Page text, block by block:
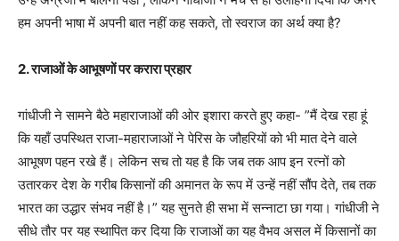
हम अपनी भाषा में अपनी बात नहीं कह सकते, तो स्वराज का अर्थ क्या है?
​2. राजाओं के आभूषणों पर करारा प्रहार
​गांधीजी ने सामने बैठे महाराजाओं की ओर इशारा करते हुए कहा- ​”मैं देख रहा हूं
कि यहाँ उपस्थित राजा-महाराजाओं ने पेरिस के जौहरियों को भी मात देने वाले
आभूषण पहन रखे हैं। लेकिन सच तो यह है कि जब तक आप इन रत्नों को
उतारकर देश के गरीब किसानों की अमानत के रूप में उन्हें नहीं सौंप देते, तब तक
भारत का उद्धार संभव नहीं है।” ​यह सुनते ही सभा में सन्नाटा छा गया। गांधीजी ने
सीधे तौर पर यह स्थापित कर दिया कि राजाओं का यह वैभव असल में किसानों का